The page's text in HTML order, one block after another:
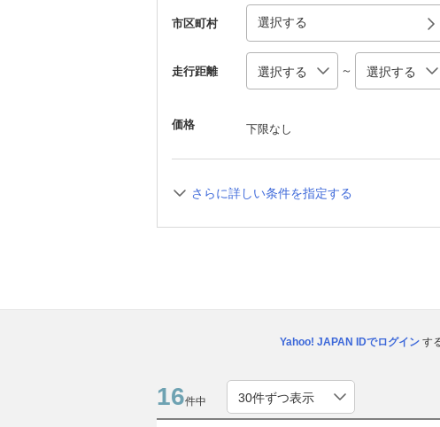
市区町村 選択する
走行距離 ～
価格 下限なし
さらに詳しい条件を指定する
Yahoo! JAPAN IDでログインす
16件中